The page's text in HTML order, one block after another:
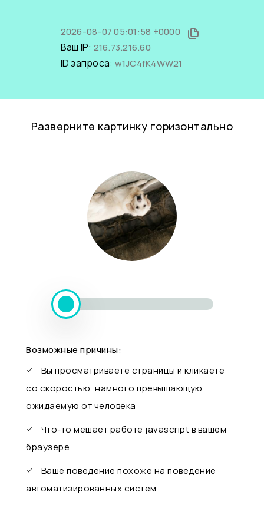
2026-08-07 05:01:58 +0000
Ваш IP: 216.73.216.60
ID запроса: w1JC4fK4WW21
Разверните картинку горизонтально
Возможные причины:
Вы просматриваете страницы и кликаете
со скоростью, намного превышающую
ожидаемую от человека
Что-то мешает работе javascript в вашем
браузере
Ваше поведение похоже на поведение
автоматизированных систем